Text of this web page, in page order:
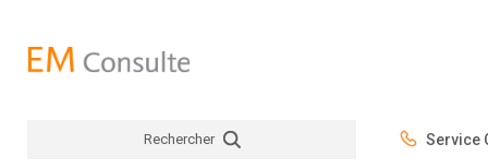
Rechercher Service